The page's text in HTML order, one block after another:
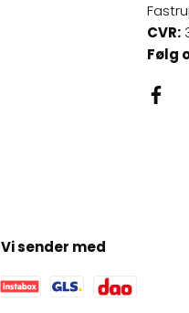
CVR:
Følg
Vi sender med